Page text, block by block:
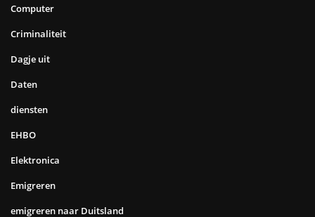
Computer
Criminaliteit
Dagje uit
Daten
diensten
EHBO
Elektronica
Emigreren
emigreren naar Duitsland